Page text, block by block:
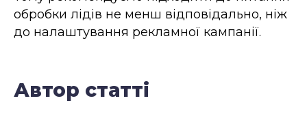
обробки лідів не менш відповідально, ніж
до налаштування рекламної кампанії.
Автор статті